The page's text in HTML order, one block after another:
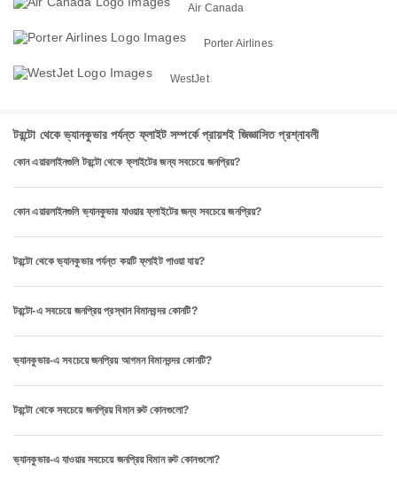
Air Canada
Porter Airlines
WestJet
টরন্টো থেকে ভ্যানকুভার পর্যন্ত ফ্লাইট সম্পর্কে প্রায়শই জিজ্ঞাসিত প্রশ্নাবলী
কোন এয়ারলাইনগুলি টরন্টো থেকে ফ্লাইটের জন্য সবচেয়ে জনপ্রিয়?
কোন এয়ারলাইনগুলি ভ্যানকুভার যাওয়ার ফ্লাইটের জন্য সবচেয়ে জনপ্রিয়?
টরন্টো থেকে ভ্যানকুভার পর্যন্ত কয়টি ফ্লাইট পাওয়া যায়?
টরন্টো-এ সবচেয়ে জনপ্রিয় প্রস্থান বিমানবন্দর কোনটি?
ভ্যানকুভার-এ সবচেয়ে জনপ্রিয় আগমন বিমানবন্দর কোনটি?
টরন্টো থেকে সবচেয়ে জনপ্রিয় বিমান রুট কোনগুলো?
ভ্যানকুভার-এ যাওয়ার সবচেয়ে জনপ্রিয় বিমান রুট কোনগুলো?